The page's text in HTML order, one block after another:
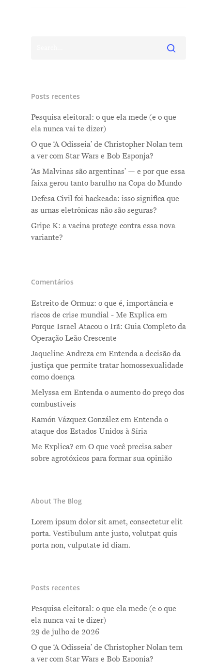
Posts recentes
Pesquisa eleitoral: o que ela mede (e o que
ela nunca vai te dizer)
O que ‘A Odisseia’ de Christopher Nolan tem
a ver com Star Wars e Bob Esponja?
‘As Malvinas são argentinas’ — e por que essa
faixa gerou tanto barulho na Copa do Mundo
Defesa Civil foi hackeada: isso significa que
as urnas eletrônicas não são seguras?
Gripe K: a vacina protege contra essa nova
variante?
Comentários
Estreito de Ormuz: o que é, importância e
riscos de crise mundial - Me Explica em
Porque Israel Atacou o Irã: Guia Completo da
Operação Leão Crescente
Jaqueline Andreza em Entenda a decisão da
justiça que permite tratar homossexualidade
como doença
Melyssa em Entenda o aumento do preço dos
combustíveis
Ramón Vázquez González em Entenda o
ataque dos Estados Unidos à Síria
Me Explica? em O que você precisa saber
sobre agrotóxicos para formar sua opinião
About The Blog
Lorem ipsum dolor sit amet, consectetur elit
porta. Vestibulum ante justo, volutpat quis
porta non, vulputate id diam.
Posts recentes
Pesquisa eleitoral: o que ela mede (e o que
ela nunca vai te dizer)
29 de julho de 2026
O que ‘A Odisseia’ de Christopher Nolan tem
a ver com Star Wars e Bob Esponja?